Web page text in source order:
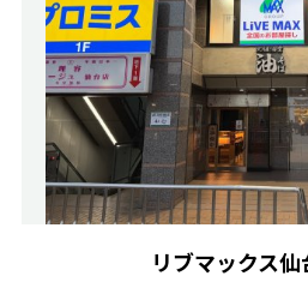
リブマックス